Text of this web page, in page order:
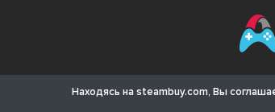
Все упомянутые товарные знаки,
Находясь на steambuy.com, Вы